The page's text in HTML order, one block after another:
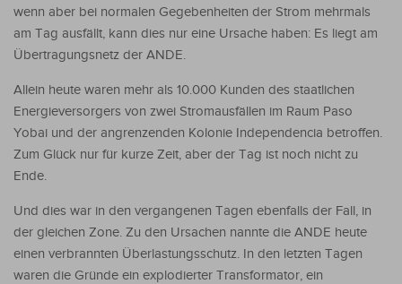
wenn aber bei normalen Gegebenheiten der Strom mehrmals
am Tag ausfällt, kann dies nur eine Ursache haben: Es liegt am
Übertragungsnetz der ANDE.
Allein heute waren mehr als 10.000 Kunden des staatlichen
Energieversorgers von zwei Stromausfällen im Raum Paso
Yobai und der angrenzenden Kolonie Independencia betroffen.
Zum Glück nur für kurze Zeit, aber der Tag ist noch nicht zu
Ende.
Und dies war in den vergangenen Tagen ebenfalls der Fall, in
der gleichen Zone. Zu den Ursachen nannte die ANDE heute
einen verbrannten Überlastungsschutz. In den letzten Tagen
waren die Gründe ein explodierter Transformator, ein